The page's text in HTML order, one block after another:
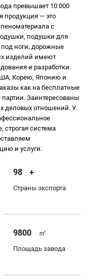
превышает 10 000
продукция — это
с
подушки для
ноги, дорожные
изделий имеют
и разработки.
Корею, Японию и
как на бесплатные
Заинтересованы
деловых отношений. У
строгая система
и услуги.
100 +
Страны экспорта
10000 ㎡
Площадь завода